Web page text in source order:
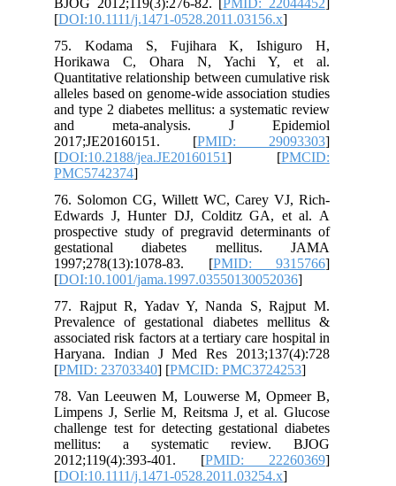
BJOG 2012;119(3):276-82. [PMID: 22044452
[DOI:10.1111/j.1471-0528.2011.03156.x
75. Kodama S, Fujihara K, Ishiguro H,
Horikawa C, Ohara N, Yachi Y, et al.
Quantitative relationship between cumulative risk
alleles based on genome-wide association studies
and type 2 diabetes mellitus: a systematic review
and meta-analysis. J Epidemiol
2017;JE20160151. [PMID: 29093303
[DOI:10.2188/jea.JE20160151 ] [PMCID:
PMC5742374
76. Solomon CG, Willett WC, Carey VJ, Rich-
Edwards J, Hunter DJ, Colditz GA, et al. A
prospective study of pregravid determinants of
gestational diabetes mellitus. JAMA
1997;278(13):1078-83. [PMID: 9315766
[DOI:10.1001/jama.1997.03550130052036
77. Rajput R, Yadav Y, Nanda S, Rajput M.
Prevalence of gestational diabetes mellitus &
associated risk factors at a tertiary care hospital in
Haryana. Indian J Med Res 2013;137(4):728
[PMID: 23703340] [PMCID: PMC3724253
78. Van Leeuwen M, Louwerse M, Opmeer B,
Limpens J, Serlie M, Reitsma J, et al. Glucose
challenge test for detecting gestational diabetes
mellitus: a systematic review. BJOG
2012;119(4):393-401. [PMID: 22260369
[DOI:10.1111/j.1471-0528.2011.03254.x